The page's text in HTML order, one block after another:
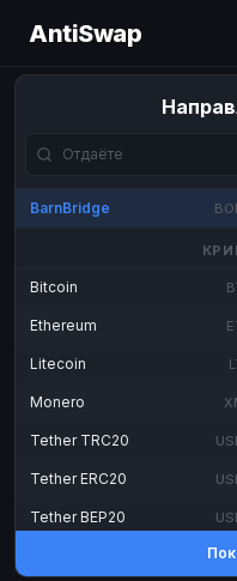
AntiSwap
BarnBridge
Bitcoin
Ethereum
Litecoin
Monero
Tether TRC20
Tether ERC20
Tether BEP20